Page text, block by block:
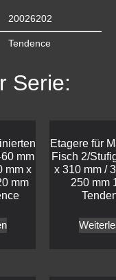
20026202
Tendence
Serie:
mm
mm x
mm
Etagere für
Fisch 2/
x 310 mm /
250 mm